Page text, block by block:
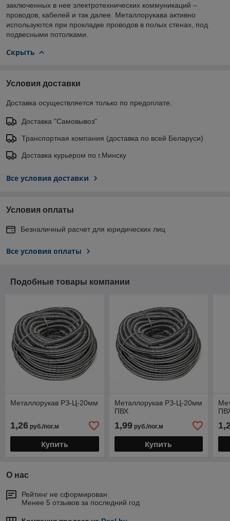
заключенных в нее электротехнических коммуникаций –
проводов, кабелей и так далее. Металлорукава активно
используются при прокладке проводов в полых стенах, под
подвесными потолками.
Скрыть
Условия доставки
Доставка осуществляется только по предоплате.
Доставка "Самовывоз"
Транспортная компания (доставка по всей Беларуси)
Доставка курьером по г.Минску
Все условия доставки
Условия оплаты
Безналичный расчет для юридических лиц
Все условия оплаты
Подобные товары компании
Металлорукав РЗ-Ц-20мм
1,26 руб./пог.м
Купить
Металлорукав РЗ-Ц-20мм
ПВХ
1,99руб./пог.м
Купить
О нас
Рейтинг не сформирован
Менее 5 отзывов за последний год